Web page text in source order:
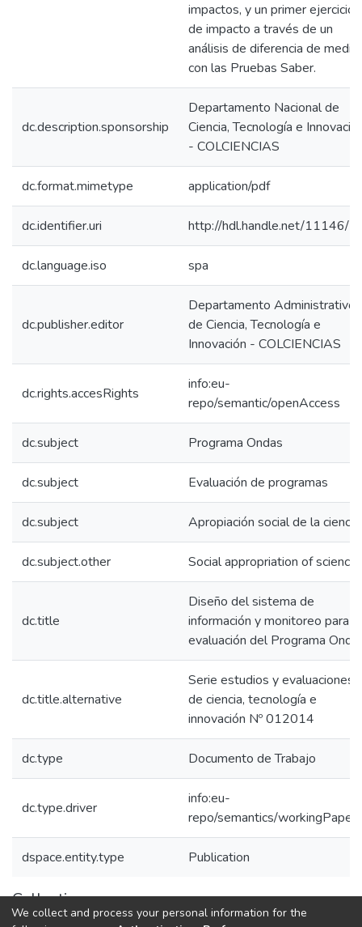
impactos, y un primer ejercicio
de impacto a través de un
análisis de diferencia de
con las Pruebas Saber.
dc.description.sponsorship
Departamento Nacional de
Ciencia, Tecnología e
- COLCIENCIAS
dc.format.mimetype application/pdf
dc.identifier.uri http://hdl.handle.net/11146/
dc.language.iso spa
dc.publisher.editor
Departamento Administrativo
de Ciencia, Tecnología e
Innovación - COLCIENCIAS
dc.rights.accesRights
info:eu-
repo/semantic/openAccess
dc.subject Programa Ondas
dc.subject Evaluación de programas
dc.subject Apropiación social de la ciencia
dc.subject.other Social appropriation of science
dc.title
Diseño del sistema de
información y monitoreo para la
evaluación del Programa
dc.title.alternative
Serie estudios y evaluaciones
de ciencia, tecnología e
innovación Nº 012014
dc.type Documento de Trabajo
dc.type.driver
info:eu-
repo/semantics/workingPaper
dspace.entity.type Publication
Collections
We collect and process your personal information for the